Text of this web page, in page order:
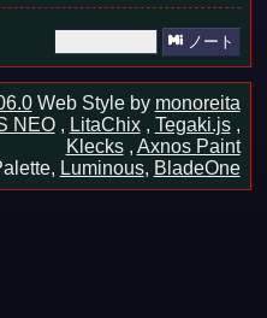
ノート
Web Style by monoreita
NEO, LitaChix, Tegaki.js,
Klecks, Axnos Paint
Luminous, BladeOne